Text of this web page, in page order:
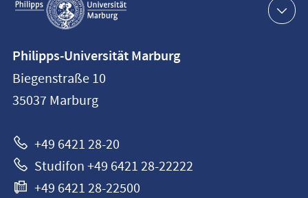
Navigation
Philipps-
Universität
Marburg
Philipps-Universität Marburg
Biegenstraße 10
35037 Marburg
+49 6421 28-20
Studifon +49 6421 28-22222
+49 6421 28-22500